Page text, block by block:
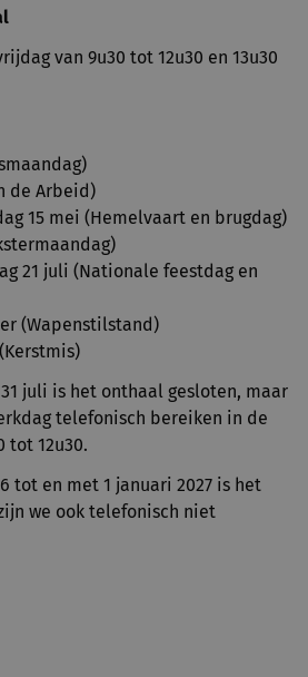
van 9u30 tot 12u30 en 13u30
de Arbeid)
15 mei (Hemelvaart en brugdag)
21 juli (Nationale feestdag en
(Wapenstilstand)
juli is het onthaal gesloten, maar
telefonisch bereiken in de
tot 12u30.
tot en met 1 januari 2027 is het
we ook telefonisch niet